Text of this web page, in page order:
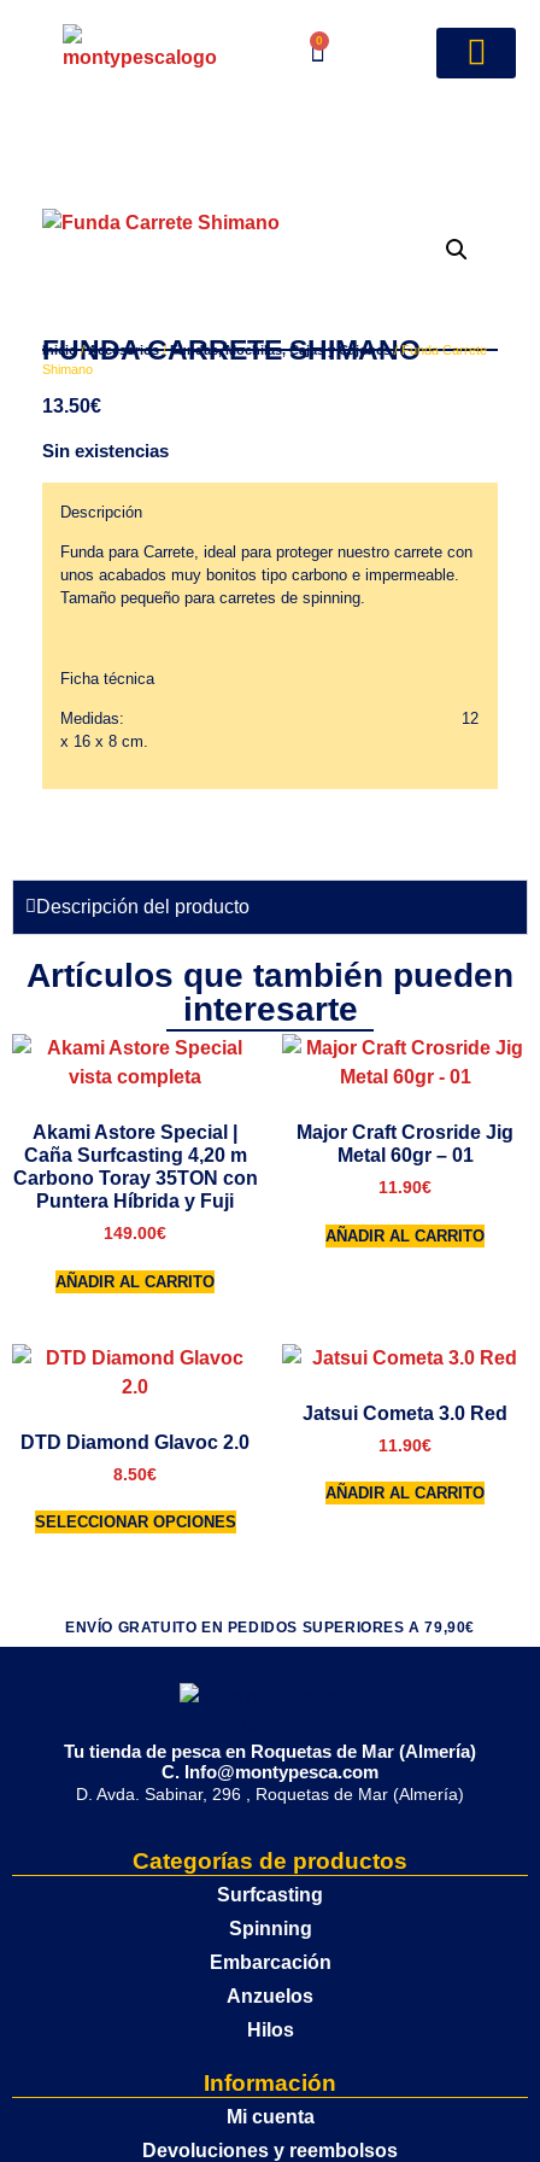
0
FUNDA CARRETE SHIMANO
Inicio /Accesorios/Fundas, Mochilas, Cajas y Cajones/ Funda Carrete
Shimano
13.50€
Sin existencias
Descripción
Funda para Carrete, ideal para proteger nuestro carrete con
unos acabados muy bonitos tipo carbono e impermeable.
Tamaño pequeño para carretes de spinning.
Ficha técnica
Medidas: 12
x 16 x 8 cm.
Descripción del producto
Artículos que también pueden
interesarte
Akami Astore Special |
Caña Surfcasting 4,20 m
Carbono Toray 35TON con
Puntera Híbrida y Fuji
149.00€
AÑADIR AL CARRITO
Major Craft Crosride Jig
Metal 60gr – 01
11.90€
AÑADIR AL CARRITO
DTD Diamond Glavoc 2.0
8.50€
SELECCIONAR OPCIONES
Jatsui Cometa 3.0 Red
11.90€
AÑADIR AL CARRITO
ENVÍO GRATUITO EN PEDIDOS SUPERIORES A 79,90€
Tu tienda de pesca en Roquetas de Mar (Almería)
C. Info@montypesca.com
D. Avda. Sabinar, 296 , Roquetas de Mar (Almería)
Categorías de productos
Surfcasting
Spinning
Embarcación
Anzuelos
Hilos
Información
Mi cuenta
Devoluciones y reembolsos